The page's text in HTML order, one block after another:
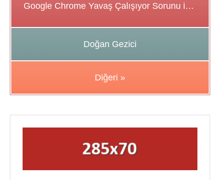
Google Chrome Yavaş Çalışıyor Sorunu için Çözüm Önerileri
Doğan Gezici
Diğeri »